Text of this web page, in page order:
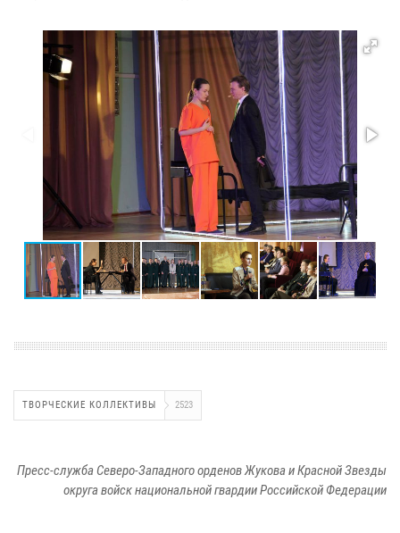
ТВОРЧЕСКИЕ КОЛЛЕКТИВЫ 2523
Пресс-служба Северо-Западного орденов Жукова и Красной Звезды
округа войск национальной гвардии Российской Федерации